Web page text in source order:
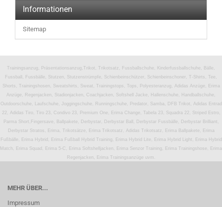
Informationen
Sitemap
Trainingsanzug, Präsentationsanzug,Trikot, Trikotsatz, Fussballschuhe, Kinderfussballschuhe, Bälle,
Fussball, Fussbälle, Stutzen, Stutzenstrümpfe, Schienbeinschützer, Schienbeinschoner, T-Shirts, Tee,
Shorts, Trainingshosen, Sweatshirts, Sweat, Trainingstops, Tops, Polyesteranzug, Adidas Anzüge, Erima
Anzüge, Regenjacken, Stadionjacken, Coachjacken, Softshell Jacke, Hallenschuhe, Handballschuhe,
Outdoorschuhe, Laufschuhe, Joggingschuhe, Runningschuhe, Predator, Samba, DFB Trikot, Adidas Entrad
22, Adidas Tiro, Tiro 23, Condivo 23, Premium One, Erima Change, Tabela 23, Squadra 22, Striped Estro,
Parma Short,Fingersave, Ballpakete, Derbystar, Derbystar Ball, Derbystar Fussbälle, Derbystar Brilliant,
Derbystar Stratos, Erima, Trikotsätze, Erima Trikotsatz, Adidas Trikotsatz, Erima Ballpakete, Erima
Fußbälle, Erima Hybrid, Erima Fußball Hybrid Training, Erima Hybrid Lite, Erima Hybrid Light, Erima Hybrid
Match, Erima Squad, Erima 5-C, Erima Softshelljacken, Erima Senzor Training, Erima Trainingshose, Erima
Regenjacken, Erima Trainingsanzüge uvm.
MEHR ÜBER...
Impressum